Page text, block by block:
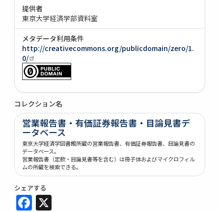
提供者
東京大学経済学部資料室
メタデータ利用条件
http://creativecommons.org/publicdomain/zero/1.
0/
コレクション名
営業報告書・有価証券報告書・目論見書デ
ータベース
東京大学経済学図書館所蔵の営業報告書、有価証券報告書、目論見書の
データベース。
営業報告書（定款・目論見書等を含む）は冊子体およびマイクロフィル
ムの所蔵を検索できる。
シェアする
Facebook